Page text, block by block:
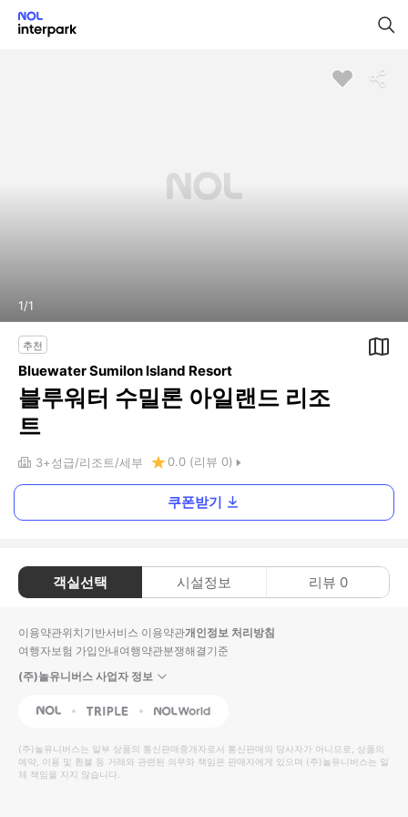
1/1
추천
Bluewater Sumilon Island Resort
블루워터 수밀론 아일랜드 리조
트
3+성급 리조트 세부 0.0 (리뷰 0)
쿠폰받기
객실선택 시설정보 리뷰 0
이용약관위치기반서비스 이용약관개인정보 처리방침
여행자보험 가입안내여행약관분쟁해결기준
(주)놀유니버스 사업자 정보
NOL Triple Interpark Global
(주)놀유니버스는 일부 상품의 통신판매중개자로서 통신판매의 당사자가 아니므로, 상품의
예약, 이용 및 환불 등 거래와 관련된 의무와 책임은 판매자에게 있으며 (주)놀유니버스는 일
체 책임을 지지 않습니다.